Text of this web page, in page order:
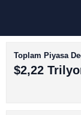
Toplam Piyasa
$2,22